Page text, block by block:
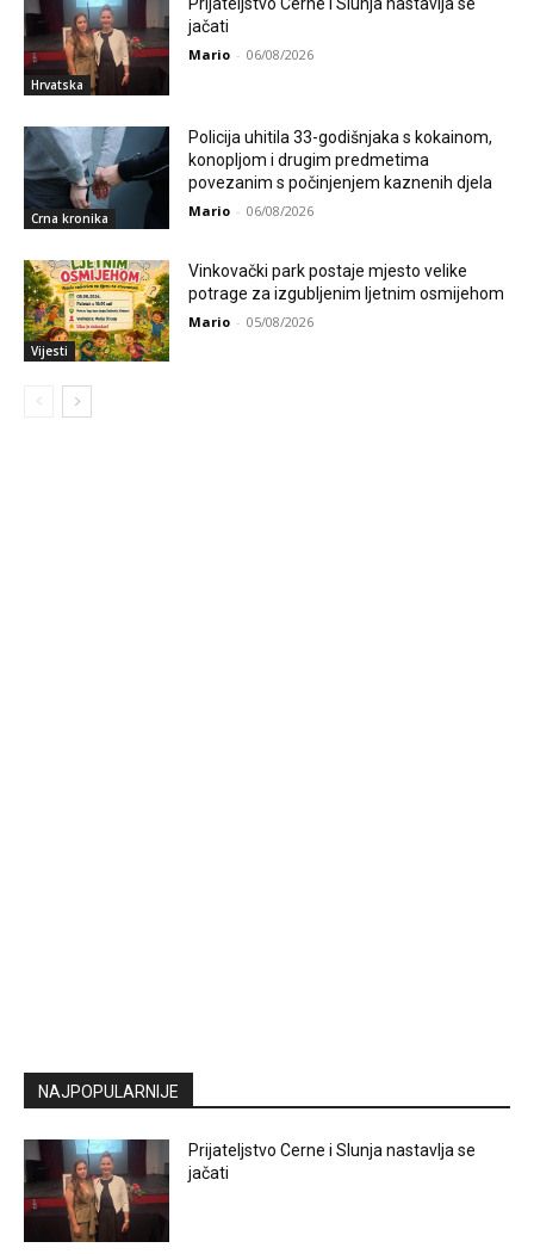
Hrvatska
Prijateljstvo Cerne i Slunja nastavlja se
jačati
Mario - 06/08/2026
Crna kronika
Policija uhitila 33-godišnjaka s kokainom,
konopljom i drugim predmetima
povezanim s počinjenjem kaznenih djela
Mario - 06/08/2026
Vijesti
Vinkovački park postaje mjesto velike
potrage za izgubljenim ljetnim osmijehom
Mario - 05/08/2026
NAJPOPULARNIJE
Prijateljstvo Cerne i Slunja nastavlja se
jačati